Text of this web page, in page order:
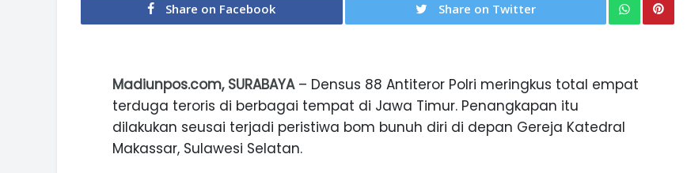
Share on Facebook Share on Twitter
Madiunpos.com, SURABAYA– Densus 88 Antiteror Polri meringkus total empat
terduga teroris di berbagai tempat di Jawa Timur. Penangkapan itu
dilakukan seusai terjadi peristiwa bom bunuh diri di depan Gereja Katedral
Makassar, Sulawesi Selatan.